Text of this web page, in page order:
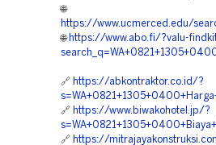
🌐
https://www.ucmerced.edu/
🌐 https://www.abo.fi/?valu-
🔗 https://abkontraktor.co.id/?
🔗 https://www.biwakohotel.jp/?
🔗 https://